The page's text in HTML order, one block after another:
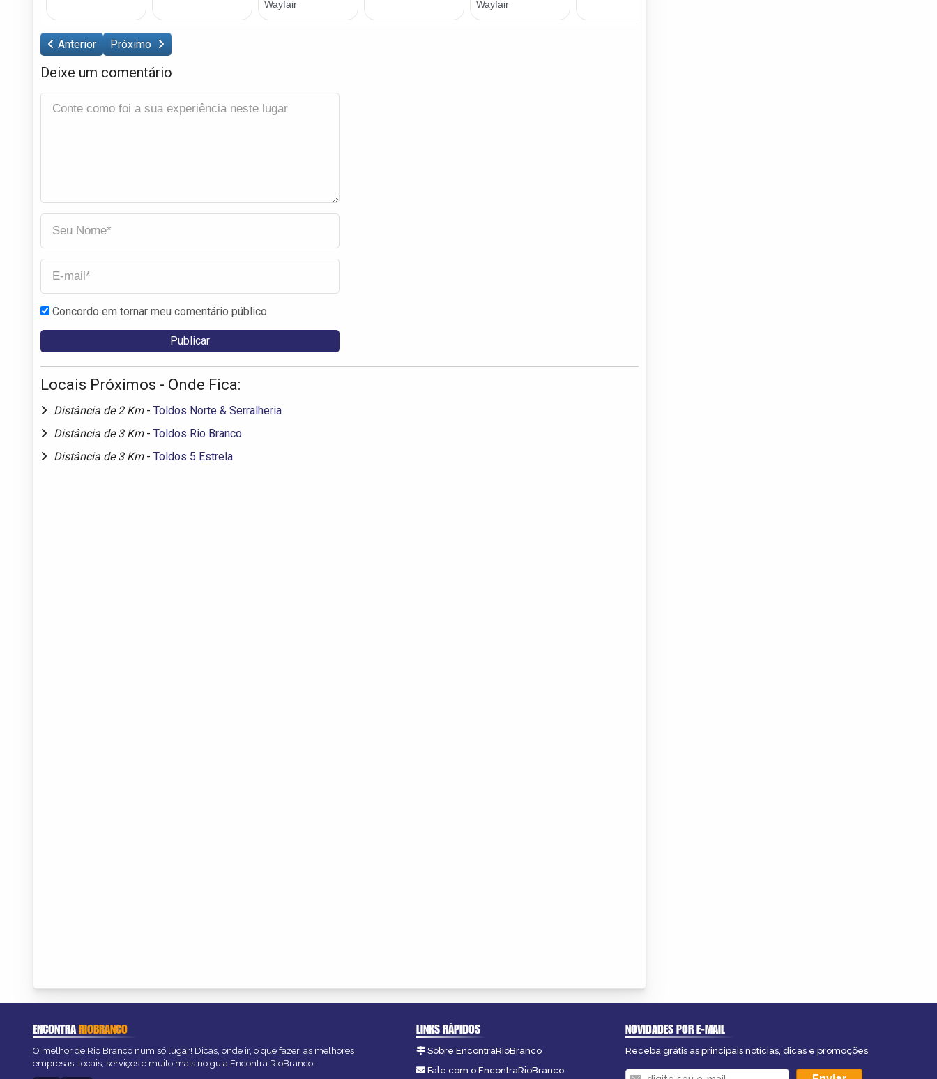
Anterior Próximo
Deixe um comentário
Concordo em tornar meu comentário público
Locais Próximos - Onde Fica:
Distância de 2 Km - Toldos Norte & Serralheria
Distância de 3 Km - Toldos Rio Branco
Distância de 3 Km - Toldos 5 Estrela
ENCONTRARIOBRANCO
O melhor de Rio Branco num só lugar! Dicas, onde ir, o que fazer, as melhores
empresas, locais, serviços e muito mais no guia Encontra RioBranco.
LINKS RÁPIDOS
Sobre EncontraRioBranco
Fale com o EncontraRioBranco
NOVIDADES POR E-MAIL
Receba grátis as principais notícias, dicas e promoções